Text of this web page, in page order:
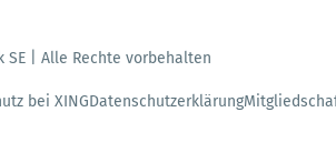
SE | Alle Rechte vorbehalten
bei XINGDatenschutzerklärung